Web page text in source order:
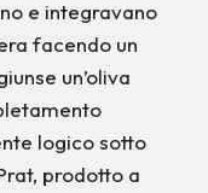
e integravano
facendo un
un’oliva
logico sotto
prodotto a